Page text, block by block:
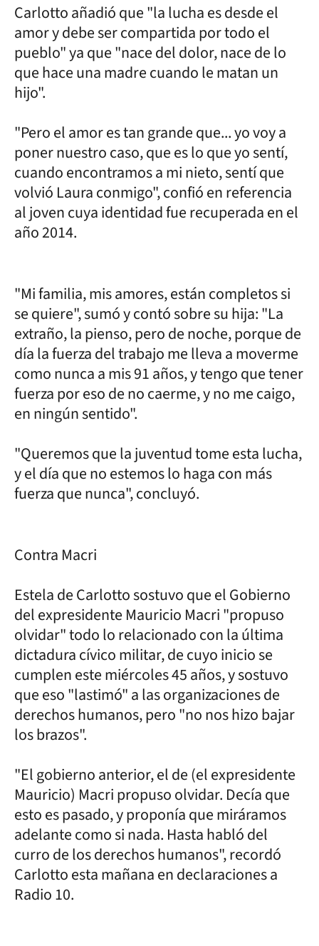
Carlotto añadió que "la lucha es desde el
amor y debe ser compartida por todo el
pueblo" ya que "nace del dolor, nace de lo
que hace una madre cuando le matan un
hijo".
"Pero el amor es tan grande que... yo voy a
poner nuestro caso, que es lo que yo sentí,
cuando encontramos a mi nieto, sentí que
volvió Laura conmigo", confió en referencia
al joven cuya identidad fue recuperada en el
año 2014.
"Mi familia, mis amores, están completos si
se quiere", sumó y contó sobre su hija: "La
extraño, la pienso, pero de noche, porque de
día la fuerza del trabajo me lleva a moverme
como nunca a mis 91 años, y tengo que tener
fuerza por eso de no caerme, y no me caigo,
en ningún sentido".
"Queremos que la juventud tome esta lucha,
y el día que no estemos lo haga con más
fuerza que nunca", concluyó.
Contra Macri
Estela de Carlotto sostuvo que el Gobierno
del expresidente Mauricio Macri "propuso
olvidar" todo lo relacionado con la última
dictadura cívico militar, de cuyo inicio se
cumplen este miércoles 45 años, y sostuvo
que eso "lastimó" a las organizaciones de
derechos humanos, pero "no nos hizo bajar
los brazos".
"El gobierno anterior, el de (el expresidente
Mauricio) Macri propuso olvidar. Decía que
esto es pasado, y proponía que miráramos
adelante como si nada. Hasta habló del
curro de los derechos humanos", recordó
Carlotto esta mañana en declaraciones a
Radio 10.